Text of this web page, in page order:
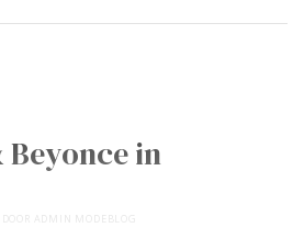
Beyonce in